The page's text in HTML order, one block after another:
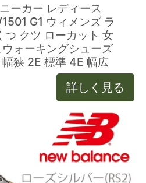
ーカー レディース
G1 ウィメンズ ラ
つ クツ ローカット 女
ォーキングシューズ
狭 2E 標準 4E 幅広
詳しく見る